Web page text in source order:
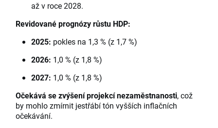
až v roce 2028.
Revidované prognózy růstu HDP:
2025: pokles na 1,3 % (z 1,7 %)
2026: 1,0 % (z 1,8 %)
2027: 1,0 % (z 1,8 %)
Očekává se zvýšení projekcí nezaměstnanosti, což
by mohlo zmírnit jestřábí tón vyšších inflačních
očekávání.